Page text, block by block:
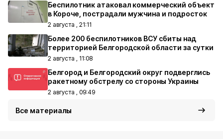
Беспилотник атаковал коммерческий объект
в Короче, пострадали мужчина и подросток
2 августа , 21:11
Более 200 беспилотников ВСУ сбиты над
территорией Белгородской области за сутки
2 августа , 11:08
Белгород и Белгородский округ подверглись
ракетному обстрелу со стороны Украины
2 августа , 09:49
Все материалы